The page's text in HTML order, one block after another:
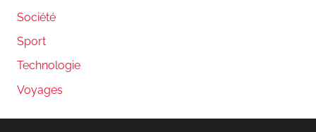
Société
Sport
Technologie
Voyages